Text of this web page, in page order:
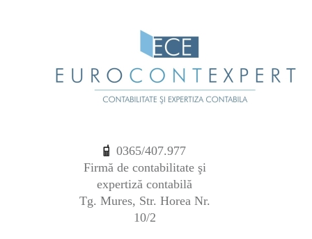
0365/407.977
Firmă de contabilitate şi
expertiză contabilă
Tg. Mures, Str. Horea Nr.
10/2